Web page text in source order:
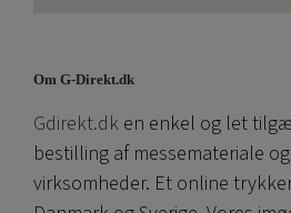
Om G-Direkt.dk
Gdirekt.dk en enkel og let
bestilling af messemateriale
virksomheder. Et online